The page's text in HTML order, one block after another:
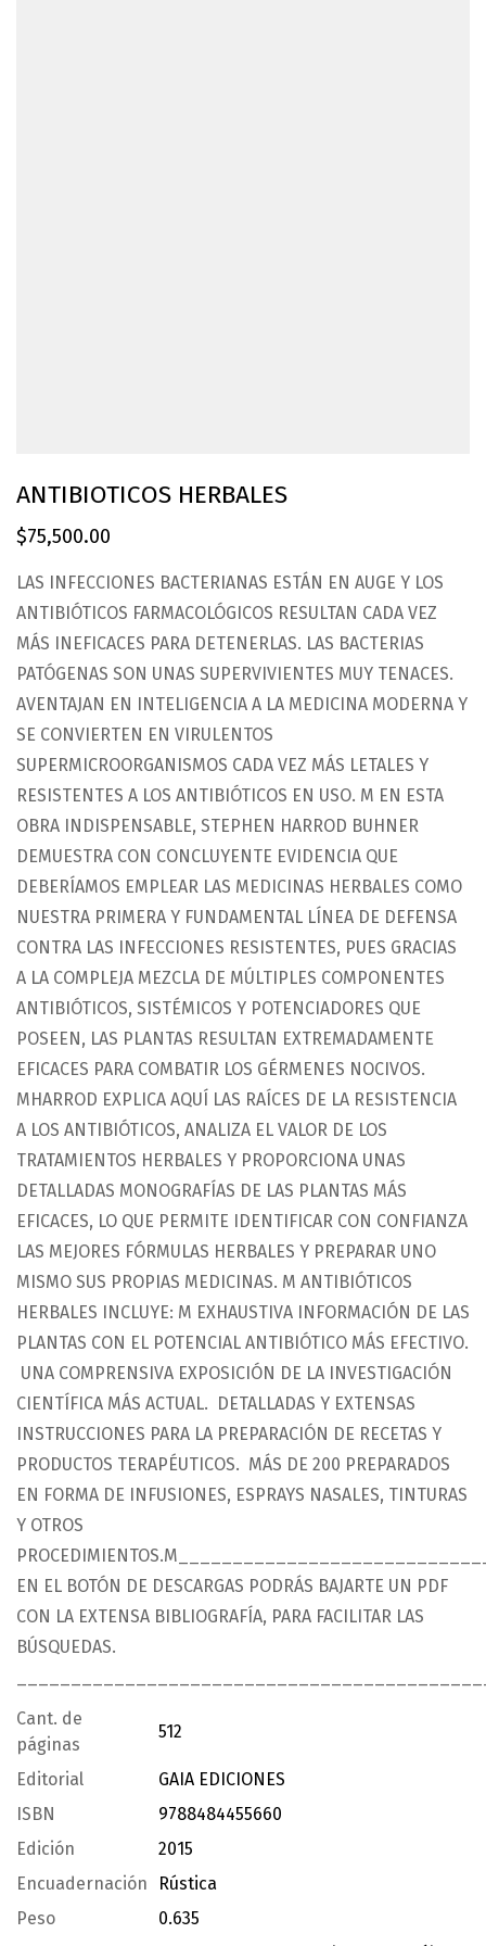
ANTIBIOTICOS HERBALES
$75,500.00
LAS INFECCIONES BACTERIANAS ESTÁN EN AUGE Y LOS
ANTIBIÓTICOS FARMACOLÓGICOS RESULTAN CADA VEZ
MÁS INEFICACES PARA DETENERLAS. LAS BACTERIAS
PATÓGENAS SON UNAS SUPERVIVIENTES MUY TENACES.
AVENTAJAN EN INTELIGENCIA A LA MEDICINA MODERNA Y
SE CONVIERTEN EN VIRULENTOS
SUPERMICROORGANISMOS CADA VEZ MÁS LETALES Y
RESISTENTES A LOS ANTIBIÓTICOS EN USO. M EN ESTA
OBRA INDISPENSABLE, STEPHEN HARROD BUHNER
DEMUESTRA CON CONCLUYENTE EVIDENCIA QUE
DEBERÍAMOS EMPLEAR LAS MEDICINAS HERBALES COMO
NUESTRA PRIMERA Y FUNDAMENTAL LÍNEA DE DEFENSA
CONTRA LAS INFECCIONES RESISTENTES, PUES GRACIAS
A LA COMPLEJA MEZCLA DE MÚLTIPLES COMPONENTES
ANTIBIÓTICOS, SISTÉMICOS Y POTENCIADORES QUE
POSEEN, LAS PLANTAS RESULTAN EXTREMADAMENTE
EFICACES PARA COMBATIR LOS GÉRMENES NOCIVOS.
MHARROD EXPLICA AQUÍ LAS RAÍCES DE LA RESISTENCIA
A LOS ANTIBIÓTICOS, ANALIZA EL VALOR DE LOS
TRATAMIENTOS HERBALES Y PROPORCIONA UNAS
DETALLADAS MONOGRAFÍAS DE LAS PLANTAS MÁS
EFICACES, LO QUE PERMITE IDENTIFICAR CON CONFIANZA
LAS MEJORES FÓRMULAS HERBALES Y PREPARAR UNO
MISMO SUS PROPIAS MEDICINAS. M ANTIBIÓTICOS
HERBALES INCLUYE: M EXHAUSTIVA INFORMACIÓN DE LAS
PLANTAS CON EL POTENCIAL ANTIBIÓTICO MÁS EFECTIVO.
 UNA COMPRENSIVA EXPOSICIÓN DE LA INVESTIGACIÓN
CIENTÍFICA MÁS ACTUAL.  DETALLADAS Y EXTENSAS
INSTRUCCIONES PARA LA PREPARACIÓN DE RECETAS Y
PRODUCTOS TERAPÉUTICOS.  MÁS DE 200 PREPARADOS
EN FORMA DE INFUSIONES, ESPRAYS NASALES, TINTURAS
Y OTROS
EN EL BOTÓN DE DESCARGAS PODRÁS BAJARTE UN PDF
CON LA EXTENSA BIBLIOGRAFÍA, PARA FACILITAR LAS
BÚSQUEDAS.
Cant. de
páginas
512
Editorial
GAIA EDICIONES
ISBN
9788484455660
Edición
2015
Encuadernación
Rústica
Peso
0.635